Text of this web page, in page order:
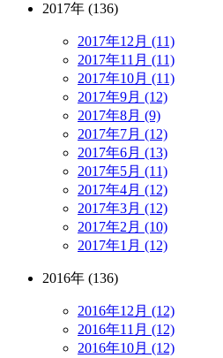
2017年 (136)
2017年12月 (11)
2017年11月 (11)
2017年10月 (11)
2017年9月 (12)
2017年8月 (9)
2017年7月 (12)
2017年6月 (13)
2017年5月 (11)
2017年4月 (12)
2017年3月 (12)
2017年2月 (10)
2017年1月 (12)
2016年 (136)
2016年12月 (12)
2016年11月 (12)
2016年10月 (12)